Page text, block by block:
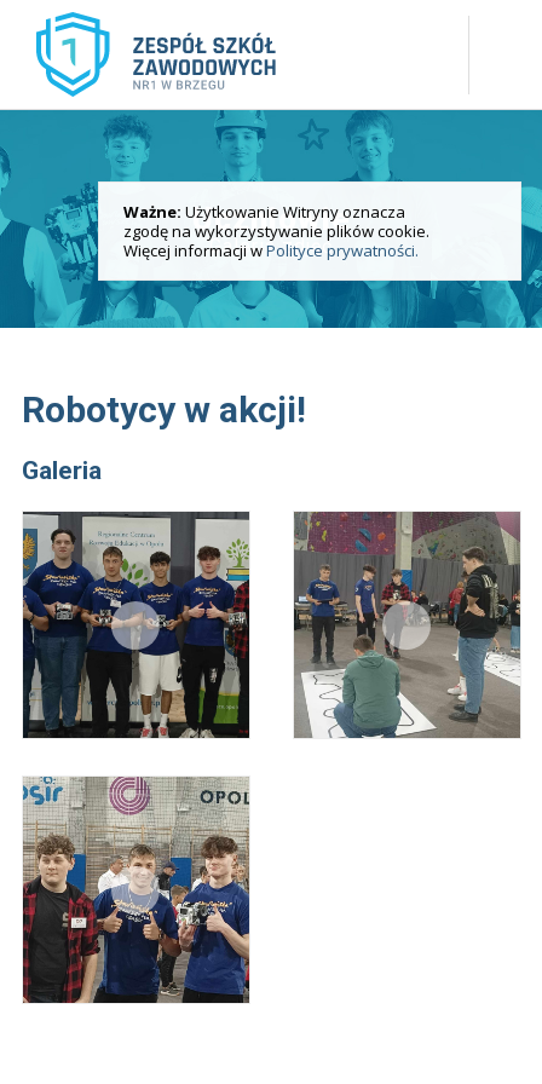
Ważne: Użytkowanie Witryny oznacza
zgodę na wykorzystywanie plików cookie.
Więcej informacji wPolityce prywatności.
Uczniowie
Galeria zdjęć
Robotycy w akcji!
Galeria